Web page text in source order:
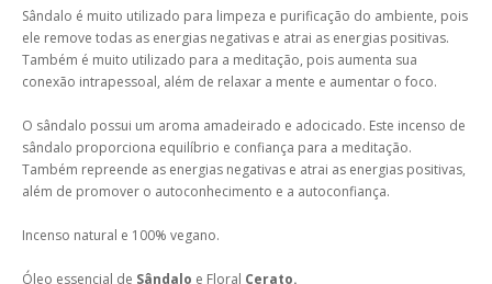
Sândalo é muito utilizado para limpeza e purificação do ambiente, pois
ele remove todas as energias negativas e atrai as energias positivas.
Também é muito utilizado para a meditação, pois aumenta sua
conexão intrapessoal, além de relaxar a mente e aumentar o foco.
O sândalo possui um aroma amadeirado e adocicado. Este incenso de
sândalo proporciona equilíbrio e confiança para a meditação.
Também repreende as energias negativas e atrai as energias positivas,
além de promover o autoconhecimento e a autoconfiança.
Incenso natural e 100% vegano.
Óleo essencial de Sândalo e Floral Cerato.